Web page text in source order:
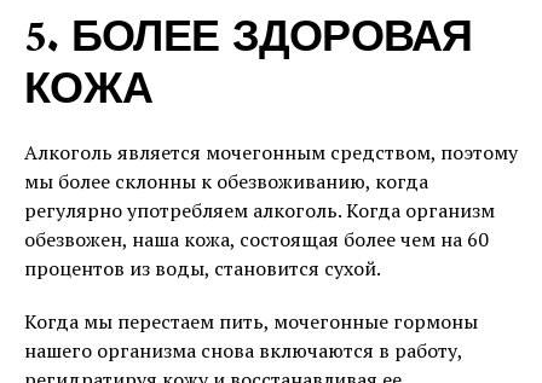
5. БОЛЕЕ ЗДОРОВАЯ
КОЖА
Алкоголь является мочегонным средством, поэтому
мы более склонны к обезвоживанию, когда
регулярно употребляем алкоголь. Когда организм
обезвожен, наша кожа, состоящая более чем на 60
процентов из воды, становится сухой.
Когда мы перестаем пить, мочегонные гормоны
нашего организма снова включаются в работу,